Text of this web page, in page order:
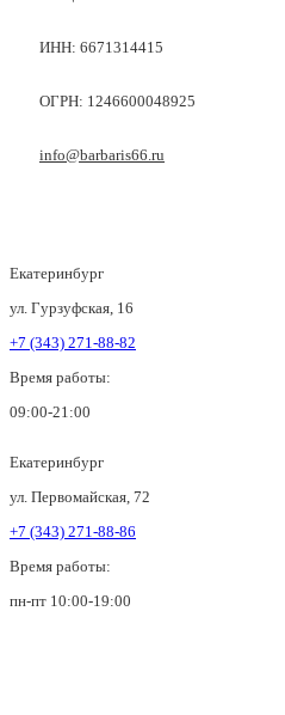
ИНН: 6671314415
ОГРН: 1246600048925
info@barbaris66.ru
Екатеринбург
ул. Гурзуфская, 16
+7 (343) 271-88-82
Время работы:
09:00-21:00
Екатеринбург
ул. Первомайская, 72
+7 (343) 271-88-86
Время работы:
пн-пт 10:00-19:00